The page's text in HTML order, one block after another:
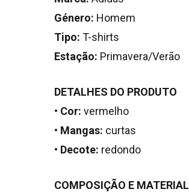
Género: Homem
Tipo: T-shirts
Estação: Primavera/Verão
DETALHES DO PRODUTO
• Cor: vermelho
• Mangas: curtas
• Decote: redondo
COMPOSIÇÃO E MATERIAL